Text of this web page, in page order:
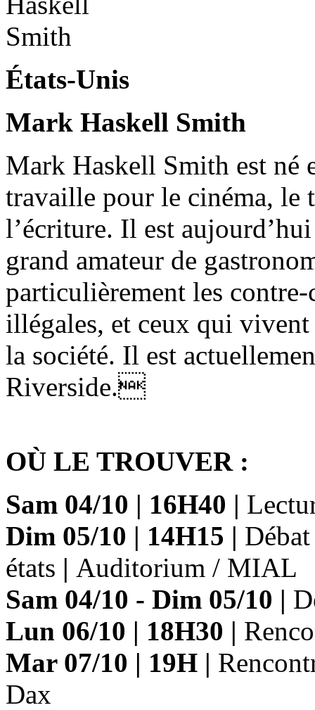
États-Unis
Mark Haskell Smith
Mark Haskell Smith est né
travaille pour le cinéma, le
l’écriture. Il est
grand amateur de
particulièrement les
illégales, et ceux qui
la société. Il est
Riverside.
OÙ LE TROUVER :
Sam 04/10 | 16H40 |
Dim 05/10 | 14H15 | Débat
états | Auditorium / MIAL
Sam 04/10 - Dim 05/10 |
Lun 06/10 | 18H30 |
Mar 07/10 | 19H |
Dax